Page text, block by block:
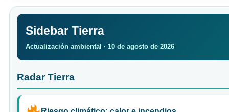
Sidebar Tierra
Actualización ambiental · 10 de agosto de 2026
Radar Tierra